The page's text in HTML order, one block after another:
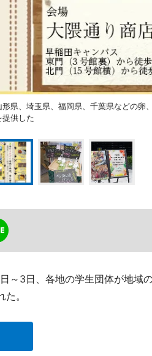
県、埼玉県、福岡県、千葉県などの卵
供した
～3日、各地の学生団体が地域
。